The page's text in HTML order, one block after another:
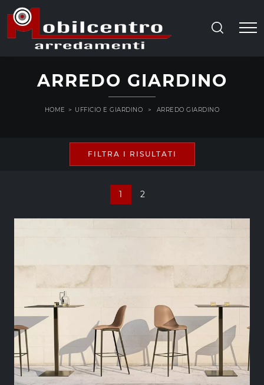
ARREDO GIARDINO
HOME > UFFICIO E GIARDINO > ARREDO GIARDINO
FILTRA I RISULTATI
1 2